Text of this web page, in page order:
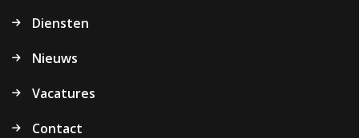
Diensten
Nieuws
Vacatures
Contact